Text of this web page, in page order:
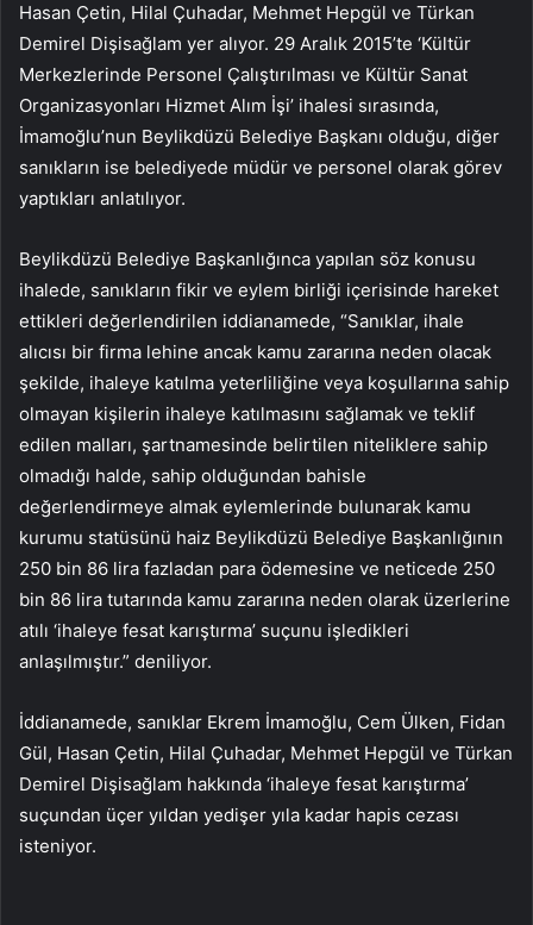
Hasan Çetin, Hilal Çuhadar, Mehmet Hepgül ve Türkan
Demirel Dişisağlam yer alıyor. 29 Aralık 2015’te ‘Kültür
Merkezlerinde Personel Çalıştırılması ve Kültür Sanat
Organizasyonları Hizmet Alım İşi’ ihalesi sırasında,
İmamoğlu’nun Beylikdüzü Belediye Başkanı olduğu, diğer
sanıkların ise belediyede müdür ve personel olarak görev
yaptıkları anlatılıyor.
Beylikdüzü Belediye Başkanlığınca yapılan söz konusu
ihalede, sanıkların fikir ve eylem birliği içerisinde hareket
ettikleri değerlendirilen iddianamede, “Sanıklar, ihale
alıcısı bir firma lehine ancak kamu zararına neden olacak
şekilde, ihaleye katılma yeterliliğine veya koşullarına sahip
olmayan kişilerin ihaleye katılmasını sağlamak ve teklif
edilen malları, şartnamesinde belirtilen niteliklere sahip
olmadığı halde, sahip olduğundan bahisle
değerlendirmeye almak eylemlerinde bulunarak kamu
kurumu statüsünü haiz Beylikdüzü Belediye Başkanlığının
250 bin 86 lira fazladan para ödemesine ve neticede 250
bin 86 lira tutarında kamu zararına neden olarak üzerlerine
atılı ‘ihaleye fesat karıştırma’ suçunu işledikleri
anlaşılmıştır.” deniliyor.
İddianamede, sanıklar Ekrem İmamoğlu, Cem Ülken, Fidan
Gül, Hasan Çetin, Hilal Çuhadar, Mehmet Hepgül ve Türkan
Demirel Dişisağlam hakkında ‘ihaleye fesat karıştırma’
suçundan üçer yıldan yedişer yıla kadar hapis cezası
isteniyor.